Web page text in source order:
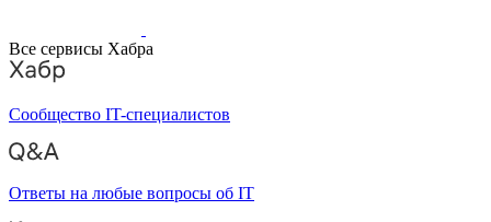
Все сервисы Хабра
Сообщество IT-специалистов
Ответы на любые вопросы об IT